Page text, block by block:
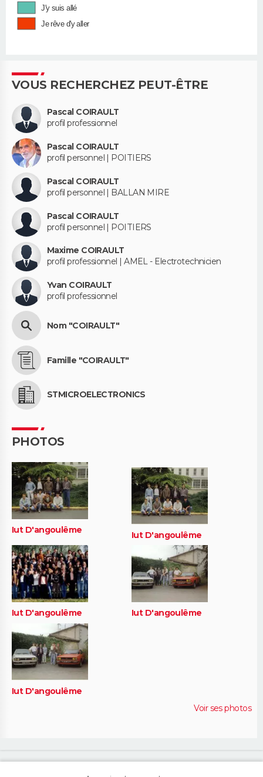
J'y suis allé
Je rêve d'y aller
VOUS RECHERCHEZ PEUT-ÊTRE
Pascal COIRAULT
profil professionnel
Pascal COIRAULT
profil personnel | POITIERS
Pascal COIRAULT
profil personnel | BALLAN MIRE
Pascal COIRAULT
profil personnel | POITIERS
Maxime COIRAULT
profil professionnel | AMEL - Electrotechnicien
Yvan COIRAULT
profil professionnel
Nom "COIRAULT"
Famille "COIRAULT"
STMICROELECTRONICS
PHOTOS
Iut D'angoulême Iut D'angoulême
Iut D'angoulême Iut D'angoulême
Iut D'angoulême
Voir ses photos